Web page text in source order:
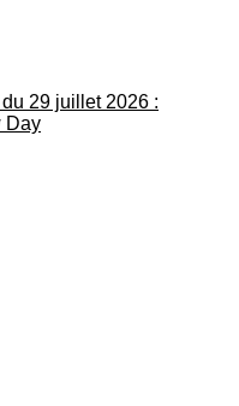
29 juillet 2026 :
Day